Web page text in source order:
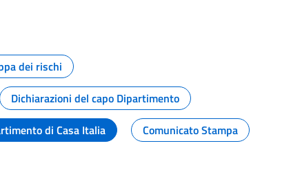
dei rischi
Dichiarazioni del capo Dipartimento
di Casa Italia
Comunicato Stampa